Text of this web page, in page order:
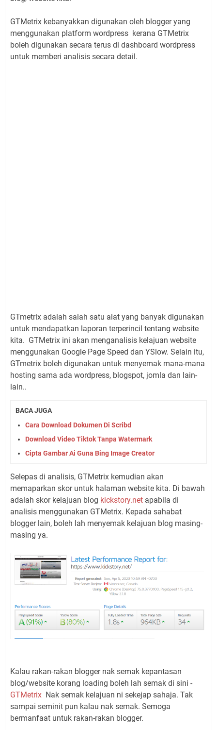
GTMetrix kebanyakkan digunakan oleh blogger yang
menggunakan platform wordpress kerana GTMetrix
boleh digunakan secara terus di dashboard wordpress
untuk memberi analisis secara detail.
GTmetrix adalah salah satu alat yang banyak digunakan
untuk mendapatkan laporan terperincil tentang website
kita. GTMetrix ini akan menganalisis kelajuan website
menggunakan Google Page Speed ​​dan YSlow. Selain itu,
GTmetrix boleh digunakan untuk menyemak mana-mana
hosting sama ada wordpress, blogspot, jomla dan lain-
lain..
BACA JUGA
Cara Download Dokumen Di Scribd
Download Video Tiktok Tanpa Watermark
Cipta Gambar Ai Guna Bing Image Creator
Selepas di analisis, GTMetrix kemudian akan
memaparkan skor untuk halaman website kita. Di bawah
adalah skor kelajuan blog kickstory.net apabila di
analisis menggunakan GTMetrix. Kepada sahabat
blogger lain, boleh lah menyemak kelajuan blog masing-
masing ya.
Kalau rakan-rakan blogger nak semak kepantasan
blog/website korang loading boleh lah semak di sini -
GTMetrix Nak semak kelajuan ni sekejap sahaja. Tak
sampai seminit pun kalau nak semak. Semoga
bermanfaat untuk rakan-rakan blogger.